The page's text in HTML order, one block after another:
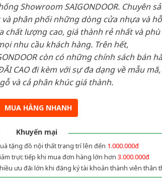
Showroom SAIGONDOOR. Chuyên
và phân phối những dòng cửa nhựa và
chất lượng cao, giá thành rẻ nhất và
nhu cầu khách hàng. Trên hết,
còn có những chính sách bán
CAO đi kèm với sự đa dạng về mẫu
và cả phân khúc giá thành.
MUA HÀNG NHANH
Khuyến mại
tặng đồ nội thất trang trí lên đến 1.000.000đ
trực tiếp khi mua đơn hàng lớn hơn 3.000.000đ
ưu đãi lớn khi đăng ký tài khoản thành viên thân